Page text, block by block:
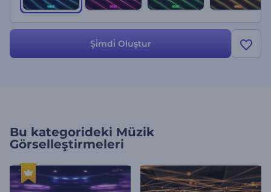
Şi̇mdi̇ Oluştur
Bu kategorideki Müzik
Görselleştirmeleri